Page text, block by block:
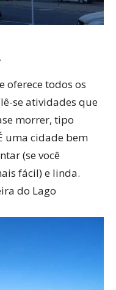
oferece todos os
se atividades que
morrer, tipo
uma cidade bem
(se você
fácil) e linda.
do Lago